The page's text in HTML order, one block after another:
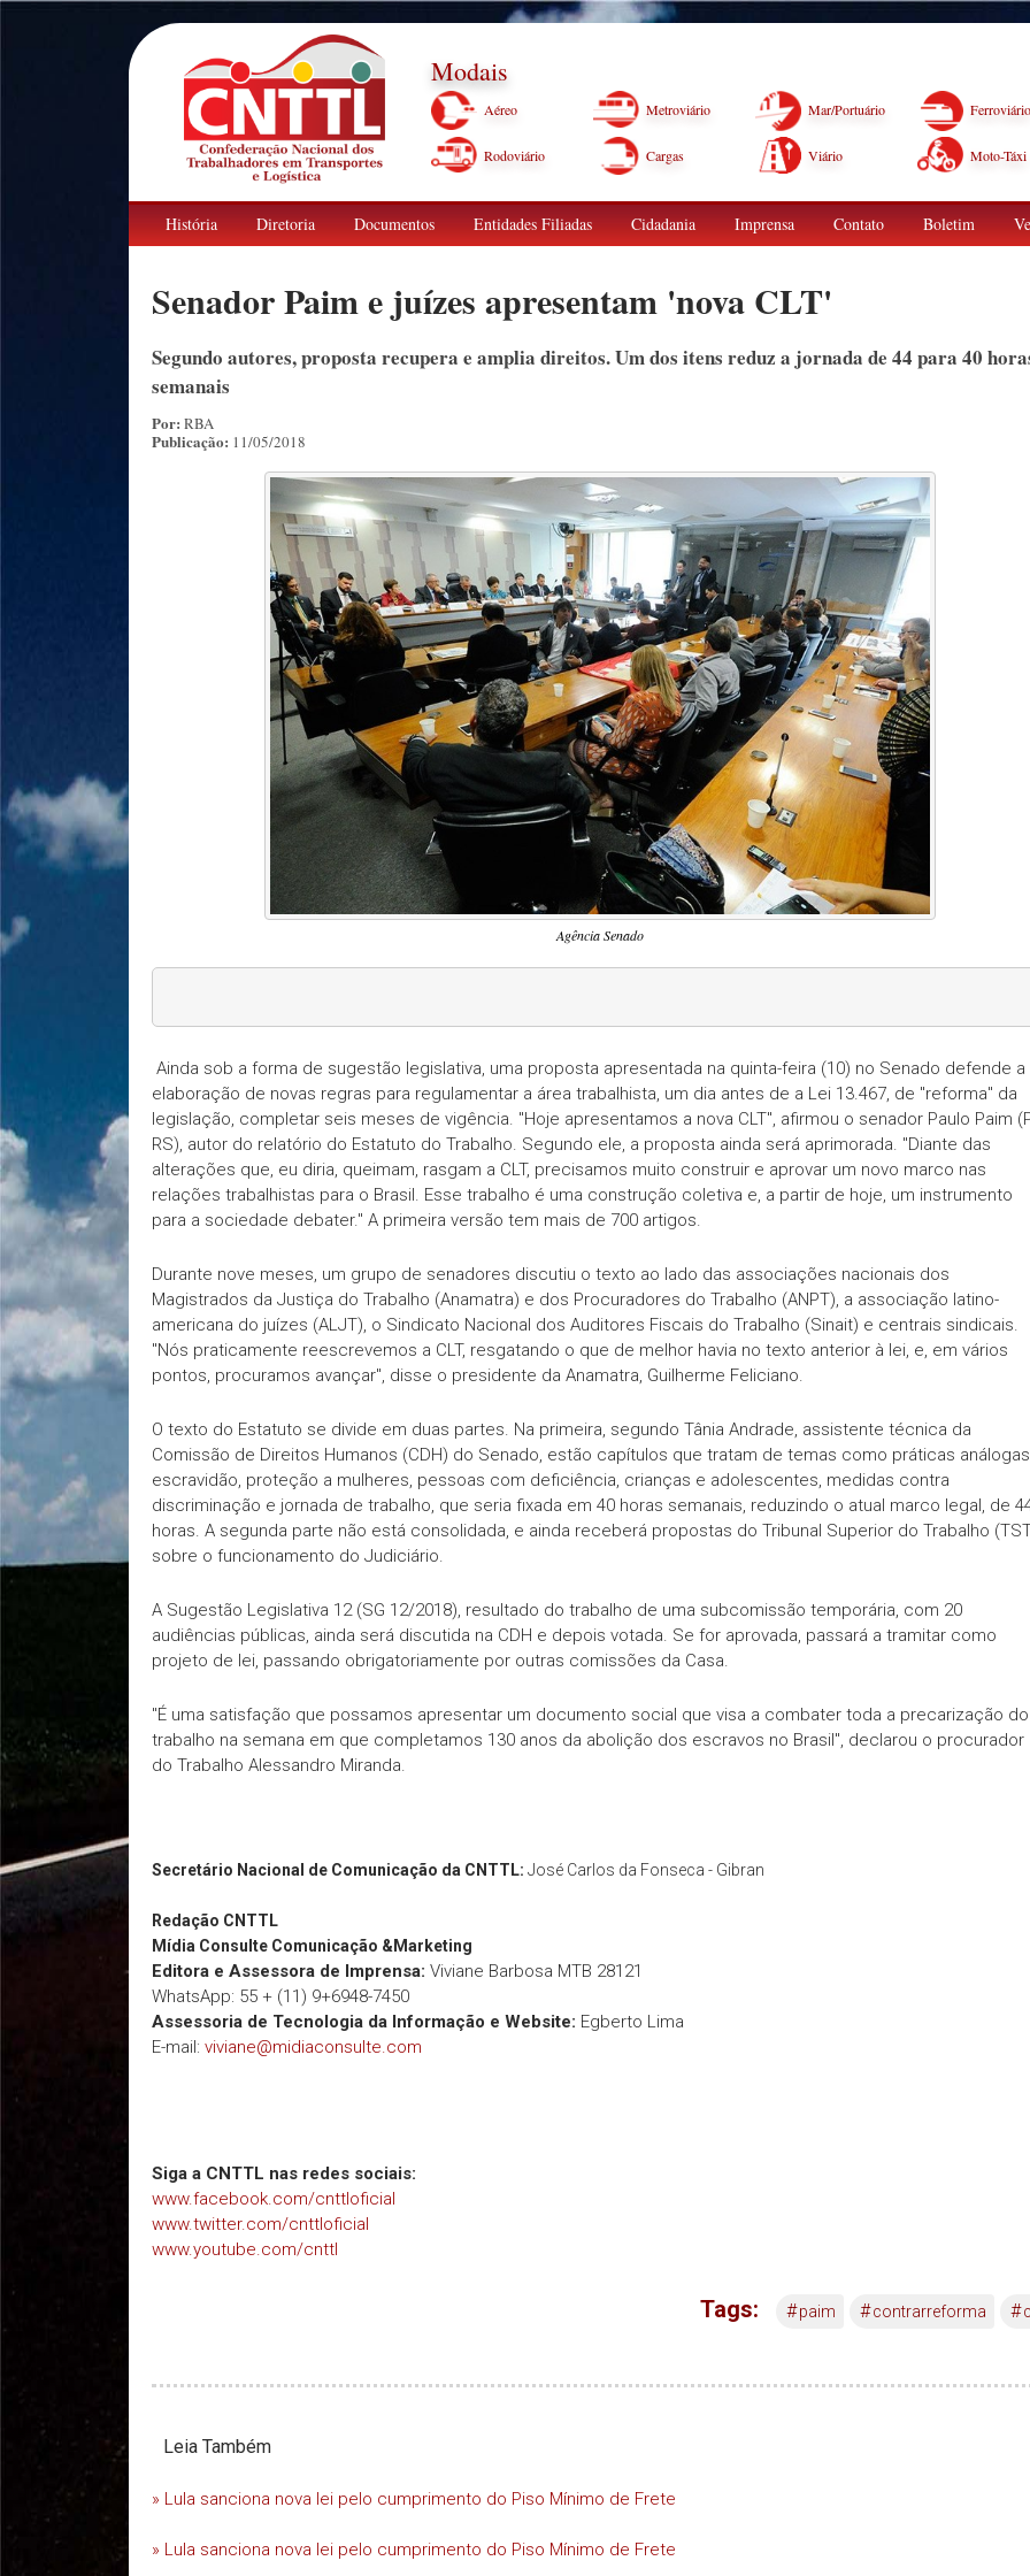
Modais
Aéreo Metroviário Mar/Portuário Ferroviário
Rodoviário Cargas Viário Moto-Táxi
História Diretoria Documentos Entidades Filiadas Cidadania Imprensa Contato Boletim
Senador Paim e juízes apresentam 'nova CLT'
Segundo autores, proposta recupera e amplia direitos. Um dos itens reduz a jornada de 44 para 40
semanais
Por: RBA
Publicação: 11/05/2018
Agência Senado
Ainda sob a forma de sugestão legislativa, uma proposta apresentada na quinta-feira (10) no Senado defende a
elaboração de novas regras para regulamentar a área trabalhista, um dia antes de a Lei 13.467, de "reforma" da
legislação, completar seis meses de vigência. "Hoje apresentamos a nova CLT", afirmou o senador Paulo Paim
RS), autor do relatório do Estatuto do Trabalho. Segundo ele, a proposta ainda será aprimorada. "Diante das
alterações que, eu diria, queimam, rasgam a CLT, precisamos muito construir e aprovar um novo marco nas
relações trabalhistas para o Brasil. Esse trabalho é uma construção coletiva e, a partir de hoje, um instrumento
para a sociedade debater." A primeira versão tem mais de 700 artigos.
Durante nove meses, um grupo de senadores discutiu o texto ao lado das associações nacionais dos
Magistrados da Justiça do Trabalho (Anamatra) e dos Procuradores do Trabalho (ANPT), a associação latino-
americana do juízes (ALJT), o Sindicato Nacional dos Auditores Fiscais do Trabalho (Sinait) e centrais sindicais.
"Nós praticamente reescrevemos a CLT, resgatando o que de melhor havia no texto anterior à lei, e, em vários
pontos, procuramos avançar", disse o presidente da Anamatra, Guilherme Feliciano.
O texto do Estatuto se divide em duas partes. Na primeira, segundo Tânia Andrade, assistente técnica da
Comissão de Direitos Humanos (CDH) do Senado, estão capítulos que tratam de temas como práticas
escravidão, proteção a mulheres, pessoas com deficiência, crianças e adolescentes, medidas contra
discriminação e jornada de trabalho, que seria fixada em 40 horas semanais, reduzindo o atual marco legal, de
horas. A segunda parte não está consolidada, e ainda receberá propostas do Tribunal Superior do Trabalho
sobre o funcionamento do Judiciário.
A Sugestão Legislativa 12 (SG 12/2018), resultado do trabalho de uma subcomissão temporária, com 20
audiências públicas, ainda será discutida na CDH e depois votada. Se for aprovada, passará a tramitar como
projeto de lei, passando obrigatoriamente por outras comissões da Casa.
"É uma satisfação que possamos apresentar um documento social que visa a combater toda a precarização do
trabalho na semana em que completamos 130 anos da abolição dos escravos no Brasil", declarou o procurador
do Trabalho Alessandro Miranda.
Secretário Nacional de Comunicação da CNTTL: José Carlos da Fonseca - Gibran
Redação CNTTL
Mídia Consulte Comunicação &Marketing
Editora e Assessora de Imprensa: Viviane Barbosa MTB 28121
WhatsApp: 55 + (11) 9+6948-7450
Assessoria de Tecnologia da Informação e Website: Egberto Lima
E-mail: viviane@midiaconsulte.com
Siga a CNTTL nas redes sociais:
www.facebook.com/cnttloficial
www.twitter.com/cnttloficial
www.youtube.com/cnttl
Tags: #paim #contrarreforma #
Leia Também
» Lula sanciona nova lei pelo cumprimento do Piso Mínimo de Frete
» Lula sanciona nova lei pelo cumprimento do Piso Mínimo de Frete